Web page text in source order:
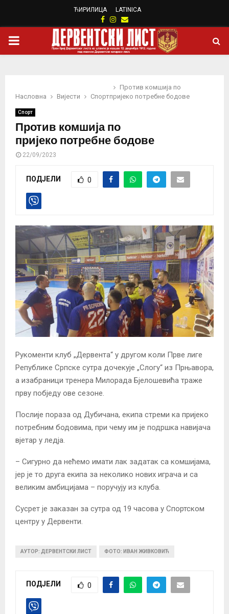
ЋИРИЛИЦА LATINICA
Facebook
Instagram
Email
PRIMARY
Насловна Вијести Спорт
Против комшија по
пријеко потребне бодове
Спорт
Против комшија по
пријеко потребне бодове
22/09/2023
ПОДЈЕЛИ 0
Рукоменти клуб „Дервента“ у другом коли Прве лиге
Републике Српске сутра дочекује „Слогу“ из Прњавора,
а изабраници тренера Милорада Бјелошевића траже
прву побједу ове сезоне.
Послије пораза од Дубичана, екипа стреми ка пријеко
потребним бодовима, при чему им је подршка навијача
вјетар у ледја.
– Сигурно да нећемо имати лак задатак са комшијама,
јер је то друга екипа за неколико нових играча и са
великим амбицијама – поручују из клуба.
Сусрет је заказан за сутра од 19 часова у Спортском
центру у Дервенти.
АУТОР: ДЕРВЕНТСКИ ЛИСТ ФОТО: ИВАН ЖИВКОВИЋ
ПОДЈЕЛИ 0